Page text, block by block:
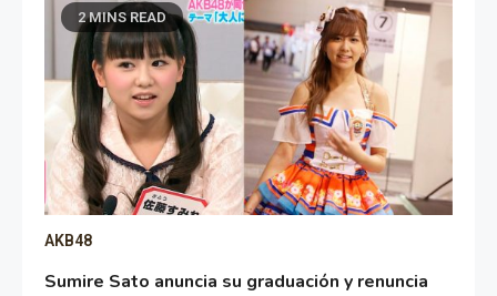
2 MINS READ
AKB48
Sumire Sato anuncia su graduación y renuncia